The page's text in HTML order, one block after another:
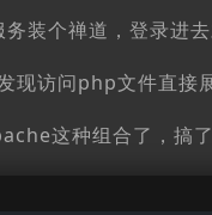
装个禅道，登录进
现访问php文件直接
这种组合了，搞